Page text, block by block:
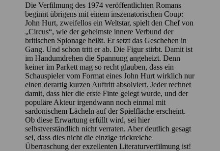
Die Verfilmung des 1974 veröffentlichten Romans
beginnt übrigens mit einem inszenatorischen Coup:
John Hurt, zweifellos ein Weltstar, spielt den Chef von
„Circus“, wie der geheimste innere Verbund der
britischen Spionage heißt. Er setzt das Geschehen in
Gang. Und schon tritt er ab. Die Figur stirbt. Damit ist
im Handumdrehen die Spannung angeheizt. Denn
keiner im Parkett mag so recht glauben, dass ein
Schauspieler vom Format eines John Hurt wirklich nur
einen derartig kurzen Auftritt absolviert. Jeder rechnet
damit, dass hier die erste Finte gelegt wurde, und der
populäre Akteur irgendwann noch einmal mit
sardonischem Lächeln auf der Spielfläche erscheint.
Ob diese Erwartung erfüllt wird, sei hier
selbstverständlich nicht verraten. Aber deutlich gesagt
sei, dass dies nicht die einzige trickreiche
Überraschung der exzellenten Literaturverfilmung ist!